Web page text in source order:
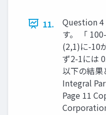
11.
Question
す。 「
(2,1)に-10
ず2-1には
以下の結果
Integral
Page 11